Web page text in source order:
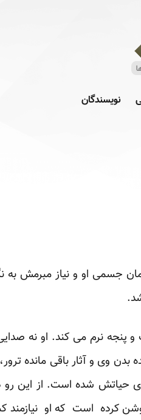
نویسندگان
جسمی او و نیاز مبرمش به
پنجه نرم می کند. او نه
وی و آثار باقی مانده
شده است. از این رو
کرده است که او نیازمند